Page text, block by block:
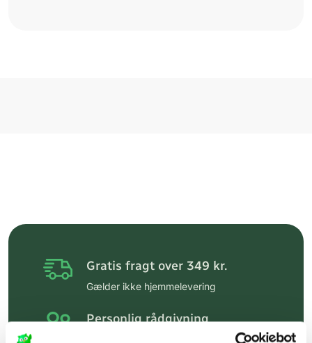
Gratis fragt over 349 kr.
Gælder ikke hjemmelevering
Personlig rådgivning